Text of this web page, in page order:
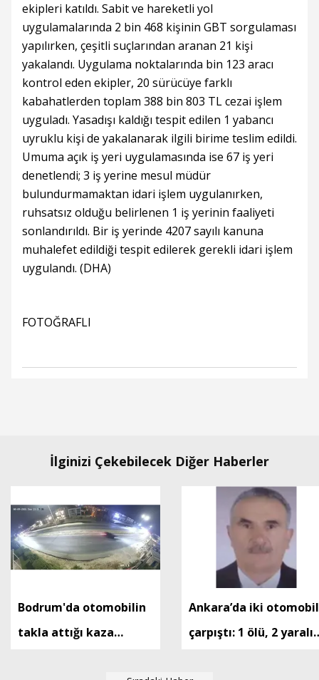
ekipleri katıldı. Sabit ve hareketli yol
uygulamalarında 2 bin 468 kişinin GBT sorgulaması
yapılırken, çeşitli suçlarından aranan 21 kişi
yakalandı. Uygulama noktalarında bin 123 aracı
kontrol eden ekipler, 20 sürücüye farklı
kabahatlerden toplam 388 bin 803 TL cezai işlem
uyguladı. Yasadışı kaldığı tespit edilen 1 yabancı
uyruklu kişi de yakalanarak ilgili birime teslim edildi.
Umuma açık iş yeri uygulamasında ise 67 iş yeri
denetlendi; 3 iş yerine mesul müdür
bulundurmamaktan idari işlem uygulanırken,
ruhsatsız olduğu belirlenen 1 iş yerinin faaliyeti
sonlandırıldı. Bir iş yerinde 4207 sayılı kanuna
muhalefet edildiği tespit edilerek gerekli idari işlem
uygulandı. (DHA)
FOTOĞRAFLI
İlginizi Çekebilecek Diğer Haberler
Bodrum'da otomobilin
takla attığı kaza
Ankara’da iki otomobil
çarpıştı: 1 ölü, 2 yaralı